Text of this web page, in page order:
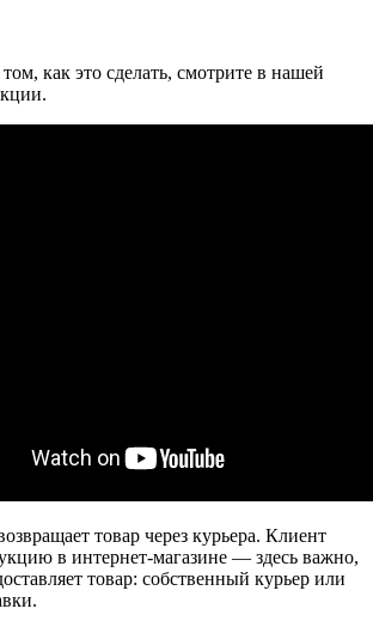
как это сделать, смотрите в нашей
товар через курьера. Клиент
в интернет-магазине — здесь важно,
товар: собственный курьер или